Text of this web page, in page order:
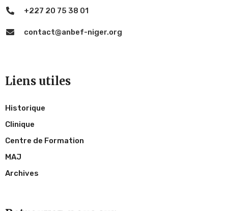
+227 20 75 38 01
contact@anbef-niger.org
Liens utiles
Historique
Clinique
Centre de Formation
MAJ
Archives